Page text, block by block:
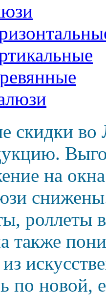
скидки во
на
роллеты
также
по новой,